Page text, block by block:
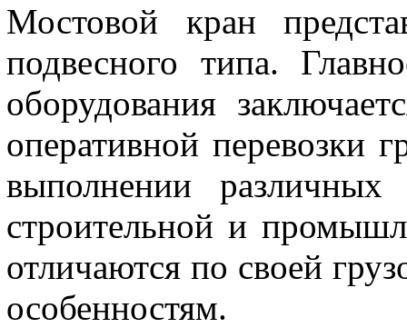
Мостовой кран
подвесного типа.
оборудования
оперативной перевозки
выполнении различных
строительной и
отличаются по своей
особенностям.